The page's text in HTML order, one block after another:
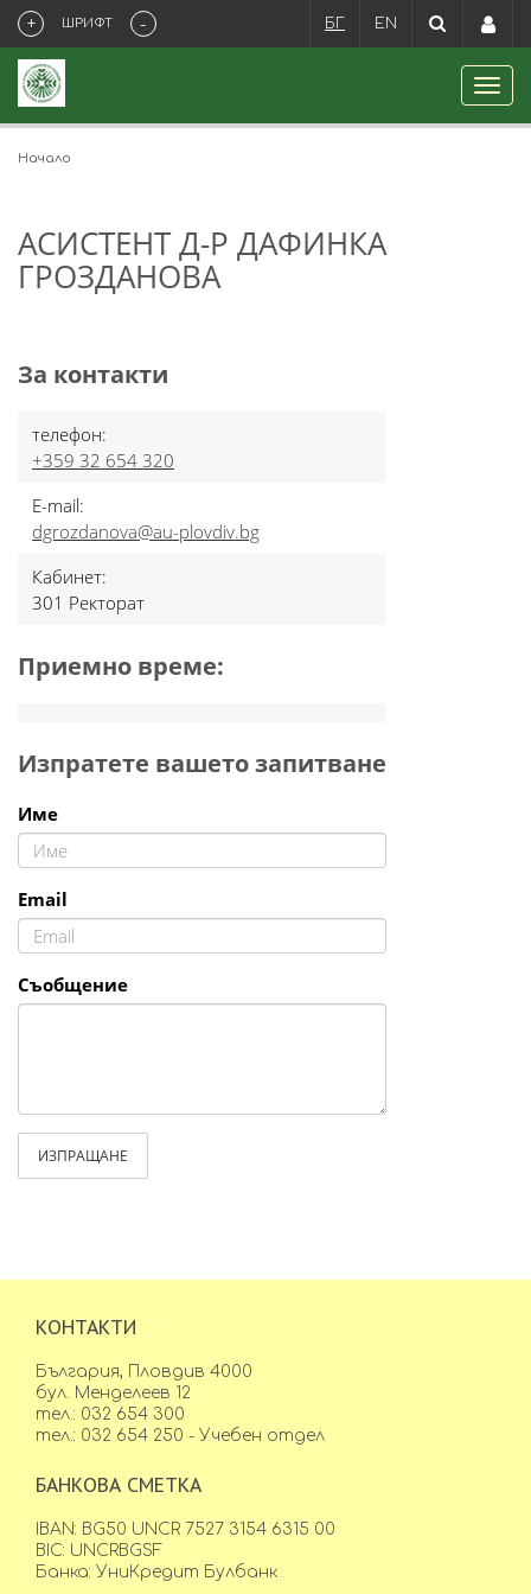
+ ШРИФТ - БГ EN
Начало
АСИСТЕНТ Д-Р ДАФИНКА
ГРОЗДАНОВА
За контакти
телефон:
+359 32 654 320
E-mail:
dgrozdanova@au-plovdiv.bg
Кабинет:
301 Ректорат
Приемно време:
Изпратете вашето запитване
Име
Email
Съобщение
ИЗПРАЩАНЕ
КОНТАКТИ
България, Пловдив 4000
бул. Менделеев 12
тел.: 032 654 300
тел.: 032 654 250 - Учебен отдел
БАНКОВА СМЕТКА
IBAN: BG50 UNCR 7527 3154 6315 00
BIC: UNCRBGSF
Банка: УниКредит Булбанк